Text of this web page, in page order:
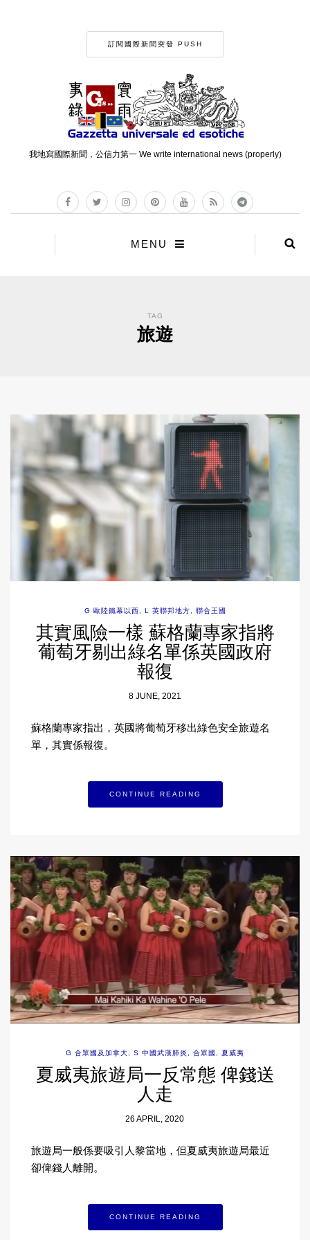
訂閱國際新聞突發 PUSH
我地寫國際新聞，公信力第一 We write international news (properly)
MENU
TAG
旅遊
G 歐陸鐵幕以西 , L 英聯邦地方, 聯合王國
其實風險一樣 蘇格蘭專家指將
葡萄牙剔出綠名單係英國政府
報復
8 JUNE, 2021
蘇格蘭專家指出，英國將葡萄牙移出綠色安全旅遊名
單，其實係報復。
CONTINUE READING
G 合眾國及加拿大, S 中國武漢肺炎 , 合眾國 , 夏威夷
夏威夷旅遊局一反常態 俾錢送
人走
26 APRIL, 2020
旅遊局一般係要吸引人黎當地，但夏威夷旅遊局最近
卻俾錢人離開。
CONTINUE READING